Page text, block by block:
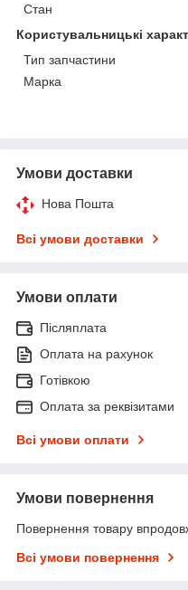
Стан
Користувальницькі
Тип запчастини
Марка
Умови доставки
Нова Пошта
Всі умови доставки
Умови оплати
Післяплата
Оплата на рахунок
Готівкою
Оплата за реквізитами
Всі умови оплати
Умови повернення
Повернення товару
Всі умови повернення